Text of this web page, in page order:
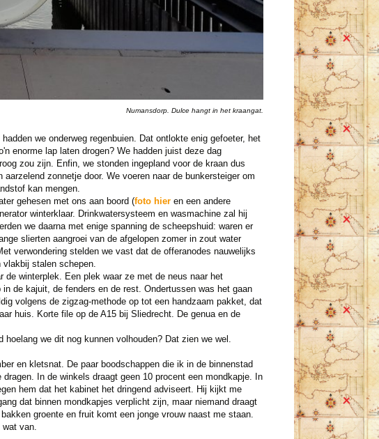
Numansdorp. Dulce hangt in het kraangat.
we onderweg regenbuien. Dat ontlokte enig gefoeter, het
enorme lap laten drogen? We hadden juist deze dag
zou zijn. Enfin, we stonden ingepland voor de kraan dus
zonnetje door. We voeren naar de bunkersteiger om
kan mengen.
gehesen met ons aan boord (foto hieren een andere
winterklaar. Drinkwatersysteem en wasmachine zal hij
we daarna met enige spanning de scheepshuid: waren er
slierten aangroei van de afgelopen zomer in zout water
verwondering stelden we vast dat de offeranodes nauwelijks
stalen schepen.
winterplek. Een plek waar ze met de neus naar het
de kajuit, de fenders en de rest. Ondertussen was het gaan
volgens de zigzag-methode op tot een handzaam pakket, dat
huis. Korte file op de A15 bij Sliedrecht. De genua en de
we dit nog kunnen volhouden? Dat zien we wel.
en kletsnat. De paar boodschappen die ik in de binnenstad
In de winkels draagt geen 10 procent een mondkapje. In
hem dat het kabinet het dringend adviseert. Hij kijkt me
dat binnen mondkapjes verplicht zijn, maar niemand draagt
groente en fruit komt een jonge vrouw naast me staan.
van.